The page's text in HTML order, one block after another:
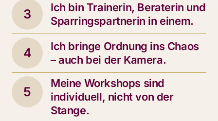
3
Ich bin Trainerin, Beraterin und
Sparringspartnerin in einem.
4
Ich bringe Ordnung ins Chaos
– auch bei der Kamera.
5
Meine Workshops sind
individuell, nicht von der
Stange.